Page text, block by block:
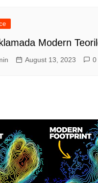
Modern
August 13, 2023 0